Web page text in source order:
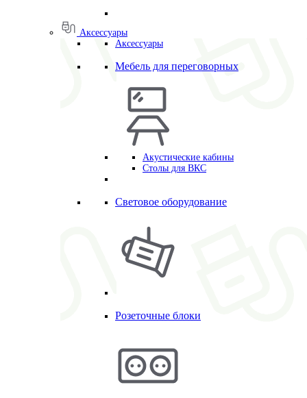
Аксессуары
Аксессуары
Мебель для переговорных
Акустические кабины
Столы для ВКС
Световое оборудование
Розеточные блоки